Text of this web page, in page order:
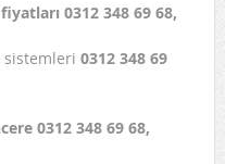
0312 348 69 68,
sistemleri 0312 348 69
0312 348 69 68,